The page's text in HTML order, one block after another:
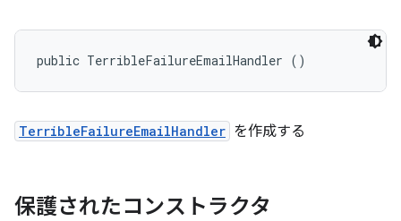
public TerribleFailureEmailHandler ()
TerribleFailureEmailHandler を作成する
保護されたコンストラクタ